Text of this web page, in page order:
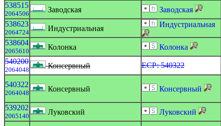
538515
2064506 Заводская Заводская
538623
2064724 Индустриальная Индустриальная
538604
2065610 Колонка Колонка
540200
2064048 Консервный ЕСР: 540322
540322
2064048 Консервный Консервный
539202
2065140 Луковский Луковский